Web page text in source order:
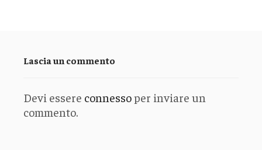
Lascia un commento
Devi essere connessoper inviare un
commento.